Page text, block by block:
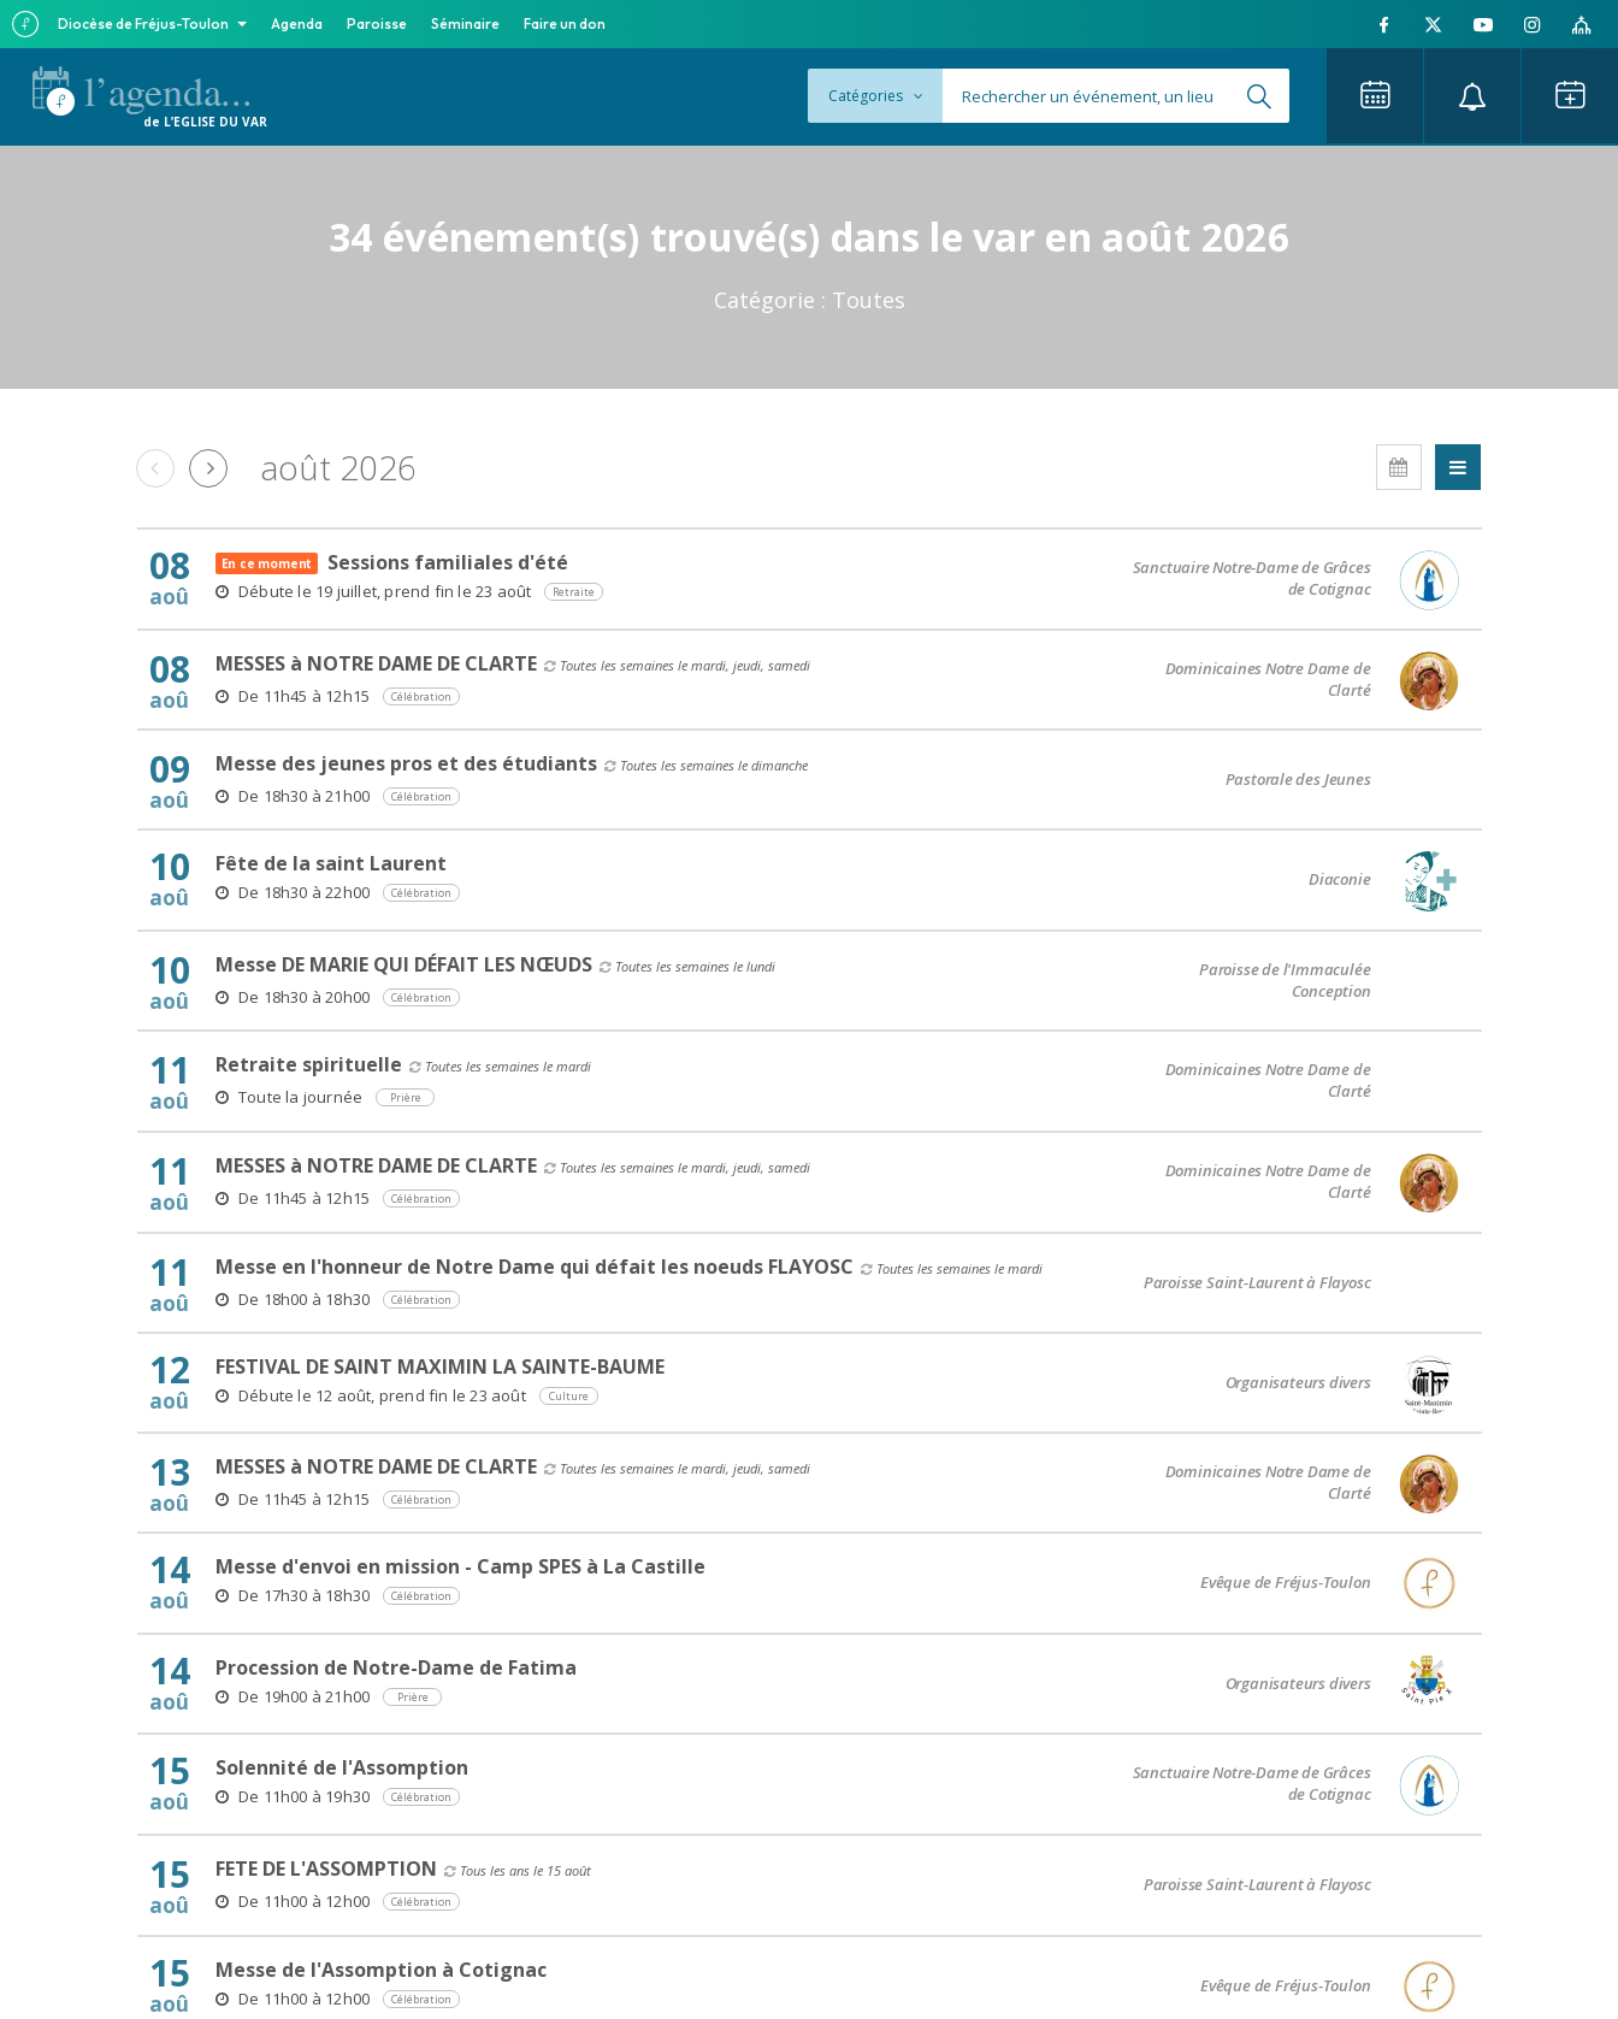
Diocèse de Fréjus-Toulon Agenda Paroisse Séminaire Faire un don
l’agenda...
de L’EGLISE DU VAR
Catégories
34 événement(s) trouvé(s) dans le var en août 2026
Catégorie : Toutes
août 2026
08
aoû
En ce moment Sessions familiales d'été
Débute le 19 juillet, prend fin le 23 août Retraite
Sanctuaire Notre-Dame de Grâces
de Cotignac
08
aoû
MESSES à NOTRE DAME DE CLARTE Toutes les semaines le mardi, jeudi, samedi
De 11h45 à 12h15 Célébration
Dominicaines Notre Dame de
Clarté
09
aoû
Messe des jeunes pros et des étudiants Toutes les semaines le dimanche
De 18h30 à 21h00 Célébration
Pastorale des Jeunes
10
aoû
Fête de la saint Laurent
De 18h30 à 22h00 Célébration
Diaconie
10
aoû
Messe DE MARIE QUI DÉFAIT LES NŒUDS Toutes les semaines le lundi
De 18h30 à 20h00 Célébration
Paroisse de l'Immaculée
Conception
11
aoû
Retraite spirituelle Toutes les semaines le mardi
Toute la journée Prière
Dominicaines Notre Dame de
Clarté
11
aoû
MESSES à NOTRE DAME DE CLARTE Toutes les semaines le mardi, jeudi, samedi
De 11h45 à 12h15 Célébration
Dominicaines Notre Dame de
Clarté
11
aoû
Messe en l'honneur de Notre Dame qui défait les noeuds FLAYOSC Toutes les semaines le mardi
De 18h00 à 18h30 Célébration
Paroisse Saint-Laurent à Flayosc
12
aoû
FESTIVAL DE SAINT MAXIMIN LA SAINTE-BAUME
Débute le 12 août, prend fin le 23 août Culture
Organisateurs divers
13
aoû
MESSES à NOTRE DAME DE CLARTE Toutes les semaines le mardi, jeudi, samedi
De 11h45 à 12h15 Célébration
Dominicaines Notre Dame de
Clarté
14
aoû
Messe d'envoi en mission - Camp SPES à La Castille
De 17h30 à 18h30 Célébration
Evêque de Fréjus-Toulon
14
aoû
Procession de Notre-Dame de Fatima
De 19h00 à 21h00 Prière
Organisateurs divers
15
aoû
Solennité de l'Assomption
De 11h00 à 19h30 Célébration
Sanctuaire Notre-Dame de Grâces
de Cotignac
15
aoû
FETE DE L'ASSOMPTION Tous les ans le 15 août
De 11h00 à 12h00 Célébration
Paroisse Saint-Laurent à Flayosc
15
aoû
Messe de l'Assomption à Cotignac
De 11h00 à 12h00 Célébration
Evêque de Fréjus-Toulon